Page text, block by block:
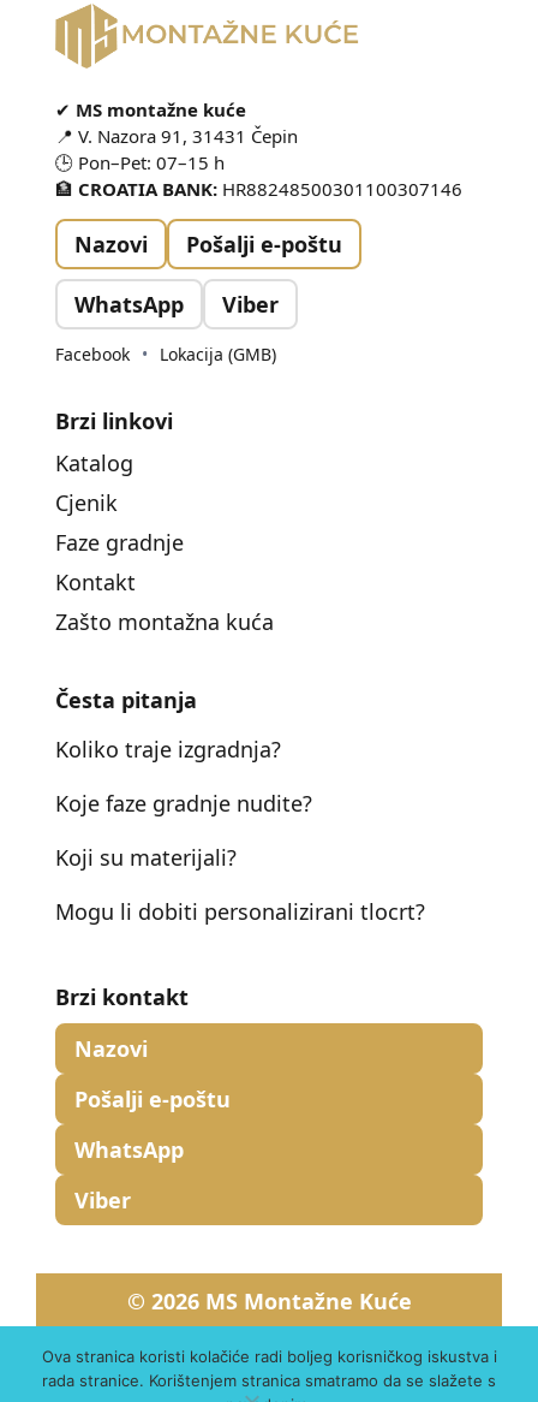
✔ MS montažne kuće
📍 V. Nazora 91, 31431 Čepin
🕒 Pon–Pet: 07–15 h
🏦 CROATIA BANK: HR88248500301100307146
Nazovi Pošalji e-poštu
WhatsApp Viber
Facebook • Lokacija (GMB)
Brzi linkovi
Katalog
Cjenik
Faze gradnje
Kontakt
Zašto montažna kuća
Česta pitanja
Koliko traje izgradnja?
Koje faze gradnje nudite?
Koji su materijali?
Mogu li dobiti personalizirani tlocrt?
Brzi kontakt
Nazovi
Pošalji e-poštu
WhatsApp
Viber
© 2026 MS Montažne Kuće
Kolačići
Ova stranica koristi kolačiće radi boljeg korisničkog iskustva i
rada stranice. Korištenjem stranica smatramo da se slažete s